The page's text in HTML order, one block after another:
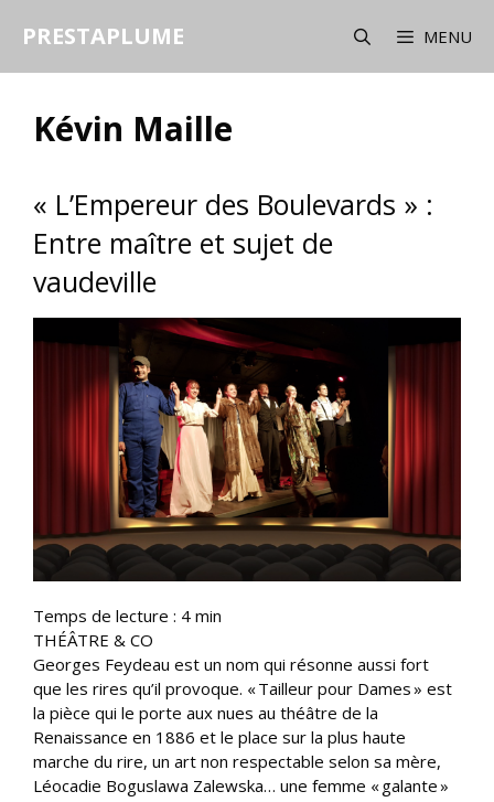
PRESTAPLUME MENU
Kévin Maille
« L’Empereur des Boulevards » :
Entre maître et sujet de
vaudeville
Temps de lecture : 4 min
THÉÂTRE & CO
Georges Feydeau est un nom qui résonne aussi fort
que les rires qu’il provoque. « Tailleur pour Dames » est
la pièce qui le porte aux nues au théâtre de la
Renaissance en 1886 et le place sur la plus haute
marche du rire, un art non respectable selon sa mère,
Léocadie Boguslawa Zalewska… une femme « galante »